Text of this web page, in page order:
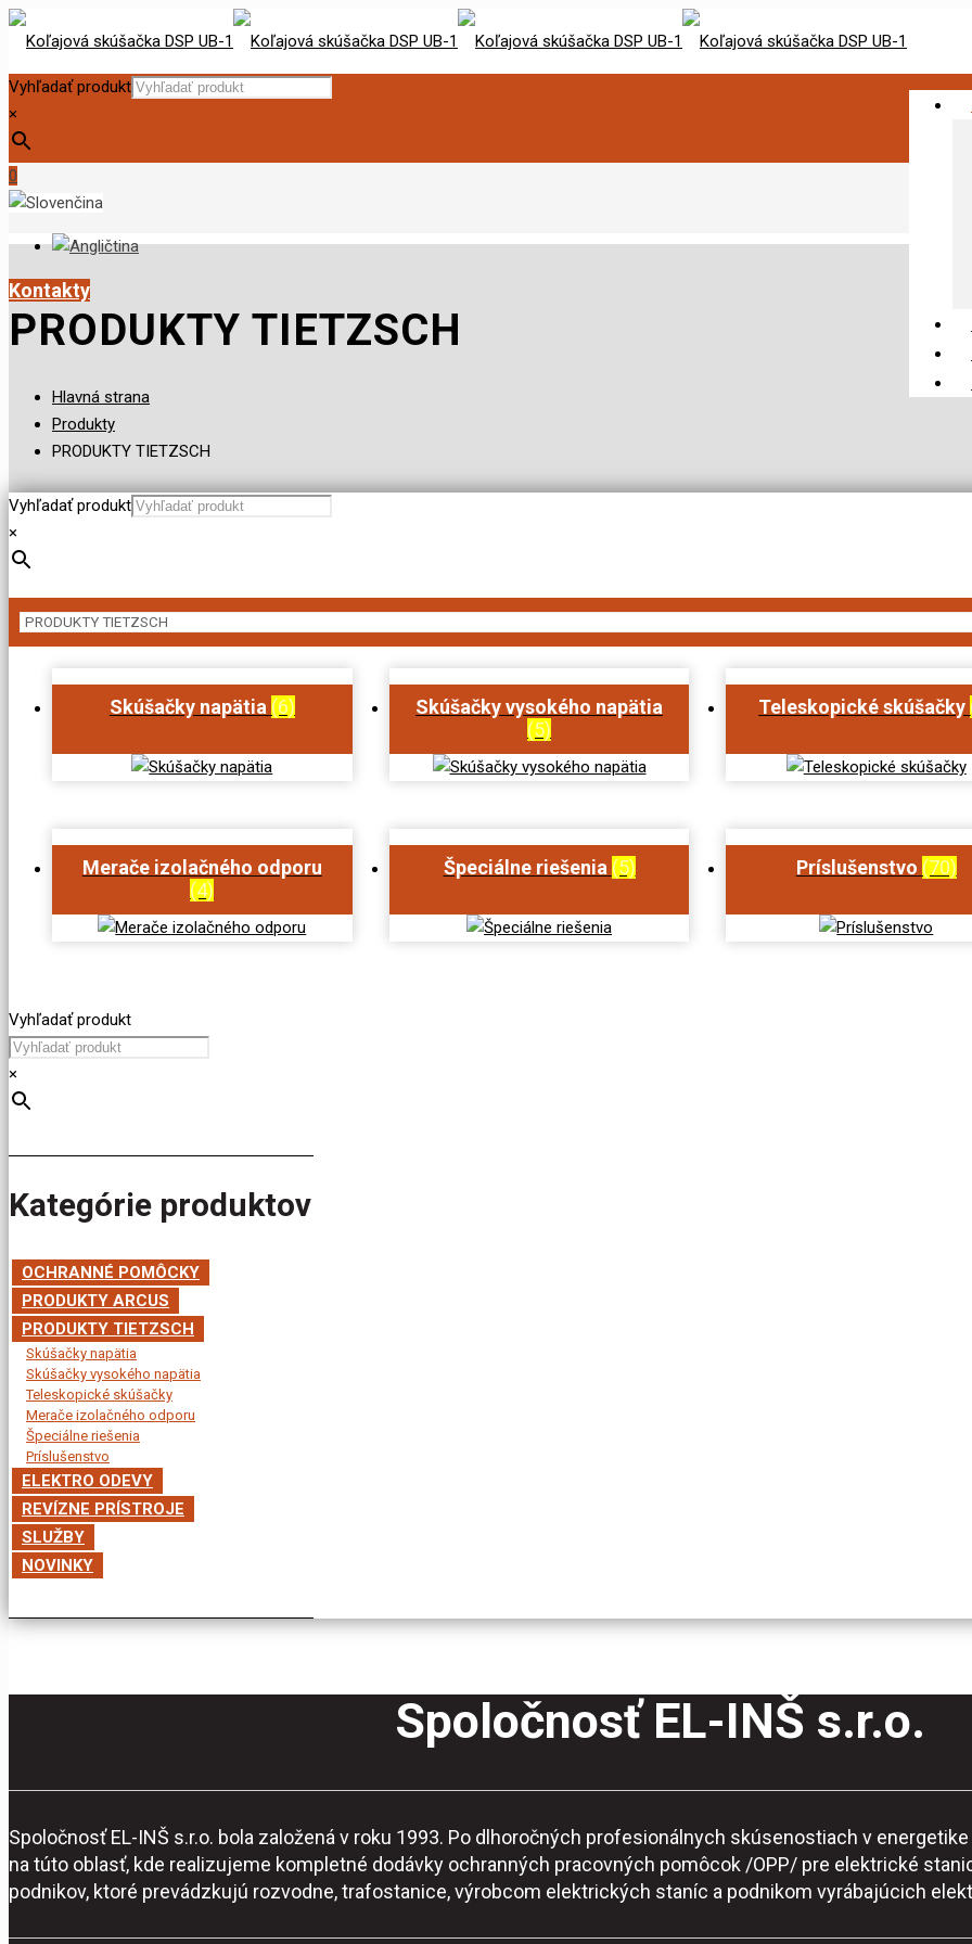
Vyhľadať produkt
×
0
Kontakty
PRODUKTY TIETZSCH
Hlavná strana
Produkty
PRODUKTY TIETZSCH
Vyhľadať produkt
×
Skúšačky napätia (6)
Skúšačky vysokého napätia
(5)
Teleskopické skúšačky
Merače izolačného odporu
(4)
Špeciálne riešenia (5) Príslušenstvo (70)
Vyhľadať produkt
×
Kategórie produktov
OCHRANNÉ POMÔCKY
PRODUKTY ARCUS
PRODUKTY TIETZSCH
Skúšačky napätia
Skúšačky vysokého napätia
Teleskopické skúšačky
Merače izolačného odporu
Špeciálne riešenia
Príslušenstvo
ELEKTRO ODEVY
REVÍZNE PRÍSTROJE
SLUŽBY
NOVINKY
Spoločnosť EL-INŠ s.r.o.
Spoločnosť EL-INŠ s.r.o. bola založená v roku 1993. Po dlhoročných profesionálnych skúsenostiach v
na túto oblasť, kde realizujeme kompletné dodávky ochranných pracovných pomôcok /OPP/ pre elektrické
podnikov, ktoré prevádzkujú rozvodne, trafostanice, výrobcom elektrických staníc a podnikom vyrábajúcich